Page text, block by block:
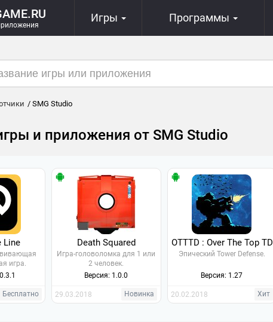
Игры Программы
SMG Studio
и приложения от SMG Studio
Line
игра.
Бесплатно
Death Squared
Игра-головоломка для 1 или
2 человек.
Версия: 1.0.0
29.03.2018 Новинка
OTTTD : Over The Top TD
Эпический Tower Defense.
Версия: 1.27
20.02.2018 Хит